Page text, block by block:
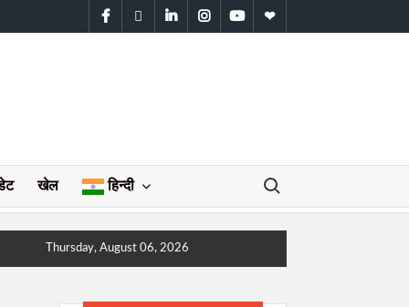
facebooktwitterlinkedininstagramyoutubeWhatsApp
खेल हिन्दी
Search for:
Thursday, August 06, 2026